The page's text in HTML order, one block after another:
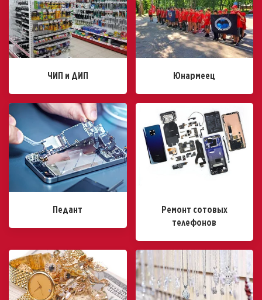
ЧИП и ДИП Юнармеец
Педант
Ремонт сотовых
телефонов